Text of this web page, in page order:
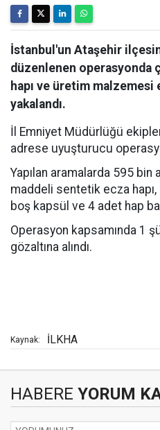
İstanbul'un Ataşehir
düzenlenen operasyonda
hapı ve üretim
yakalandı.
İl Emniyet Müdürlüğü
adrese uyuşturucu
Yapılan aramalarda 595
maddeli sentetik ecza hapı,
boş kapsül ve 4 adet hap
Operasyon kapsamında 1
gözaltına alındı.
Kaynak: İLKHA
HABERE YORUM